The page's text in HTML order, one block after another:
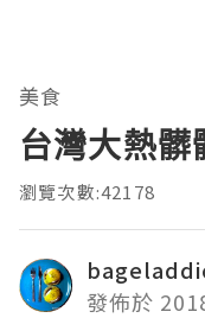
美食
台灣大熱髒
瀏覽次數:42178
發佈於